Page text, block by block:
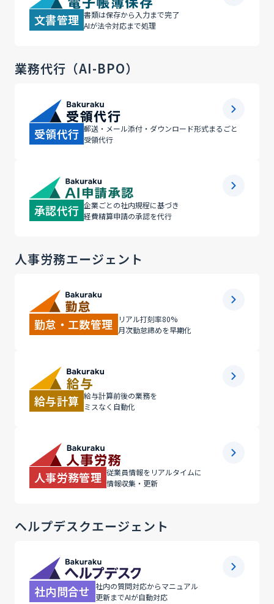
文書管理 書類は保存から入力まで完了
AIが法令対応まで処理
業務代行（AI-BPO）
受領代行 郵送・メール添付・ダウンロード形式まるごと
受領代行
承認代行 企業ごとの社内規程に基づき
経費精算申請の承認を代行
人事労務エージェント
勤怠・工数管理
リアル打刻率80%
月次勤怠締めを早期化
給与計算 給与計算前後の業務を
ミスなく自動化
人事労務管理 従業員情報をリアルタイムに
情報収集・更新
ヘルプデスクエージェント
社内問合せ
社内の質問対応からマニュアル
更新までAIが自動対応